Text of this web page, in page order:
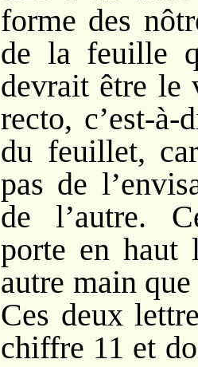
forme des
de la feuille
devrait être le
recto, c’est-à-
du feuillet,
pas de
de l’autre.
porte en haut
autre main
Ces deux
chiffre 11 et